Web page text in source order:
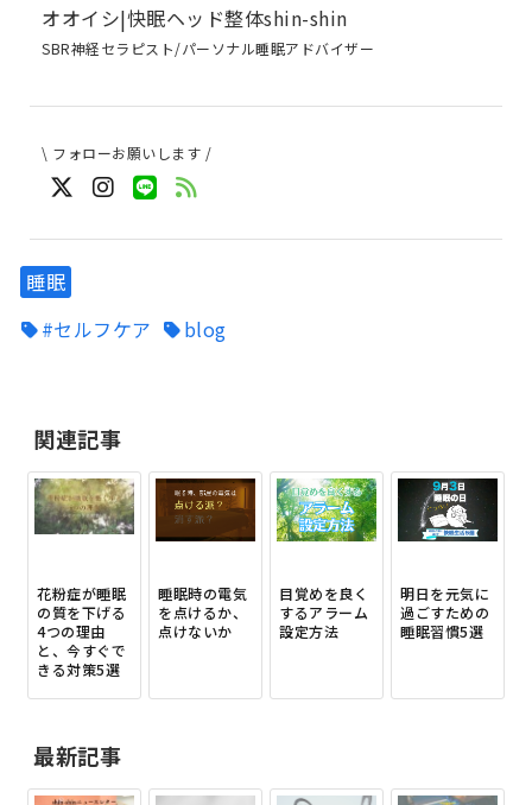
オオイシ|快眠ヘッド整体shin-shin
SBR神経セラピスト/パーソナル睡眠アドバイザー
\ フォローお願いします /
睡眠
#セルフケア
blog
関連記事
花粉症が睡眠
の質を下げる
4つの理由
と、今すぐで
きる対策5選
睡眠時の電気
を点けるか、
点けないか
目覚めを良く
するアラーム
設定方法
明日を元気に
過ごすための
睡眠習慣5選
最新記事